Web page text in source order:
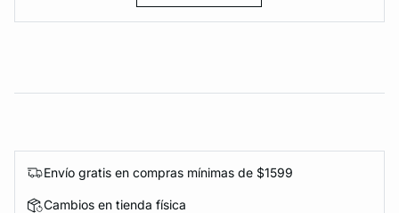
Envío gratis en compras mínimas de $1599
Cambios en tienda física